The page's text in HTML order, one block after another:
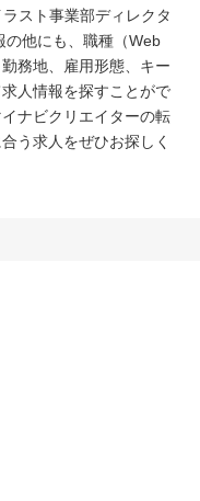
スト事業部ディレクタ
の他にも、職種（Web
務地、雇用形態、キー
人情報を探すことがで
ナビクリエイターの転
う求人をぜひお探しく